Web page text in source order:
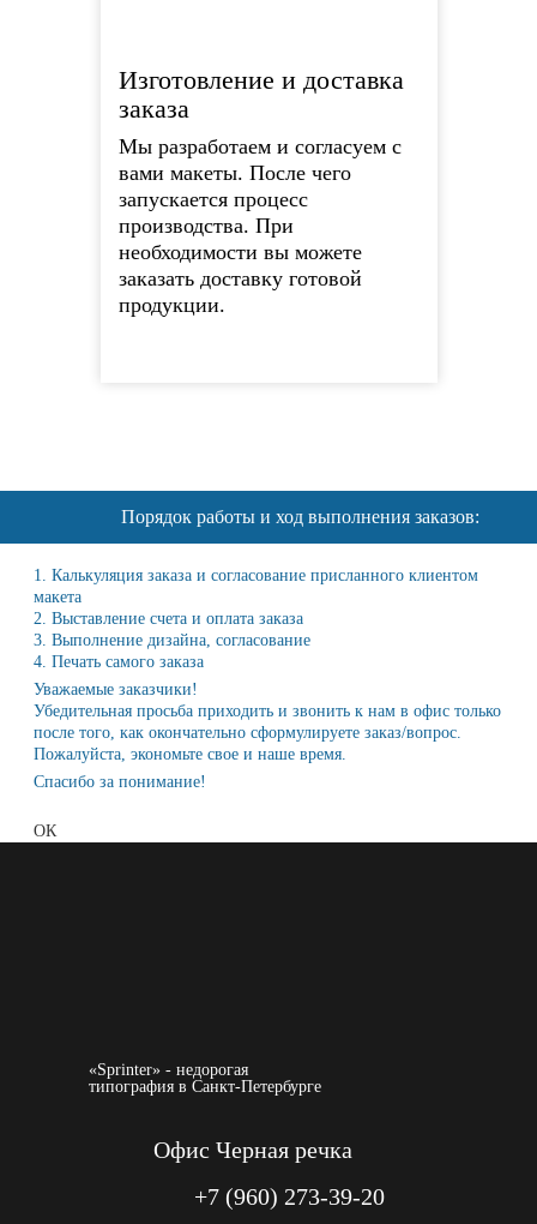
Изготовление и доставка
заказа
Мы разработаем и согласуем с
вами макеты. После чего
запускается процесс
производства. При
необходимости вы можете
заказать доставку готовой
продукции.
Порядок работы и ход выполнения заказов:
1. Калькуляция заказа и согласование присланного клиентом
макета
2. Выставление счета и оплата заказа
3. Выполнение дизайна, согласование
4. Печать самого заказа
Уважаемые заказчики!
Убедительная просьба приходить и звонить к нам в офис только
после того, как окончательно сформулируете заказ/вопрос.
Пожалуйста, экономьте свое и наше время.
Спасибо за понимание!
ОК
«Sprinter» - недорогая
типография в Санкт-Петербурге
Офис Черная речка
+7 (960) 273-39-20